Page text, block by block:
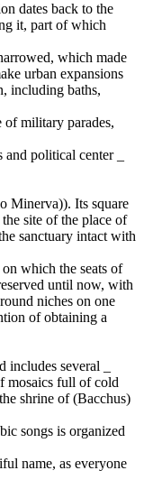
dates back to the
it, part of which
which made
urban expansions
including baths,
of military parades,
and political center
Minerva)). Its square
site of the place of
sanctuary intact with
which the seats of
until now, with
niches on one
of obtaining a
includes several
mosaics full of cold
shrine of (Bacchus)
songs is organized
name, as everyone